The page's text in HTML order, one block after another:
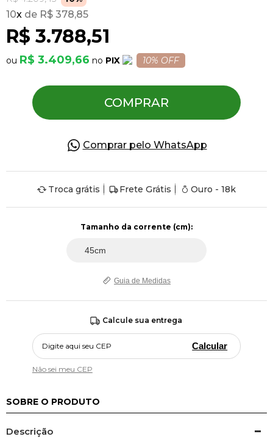
R$ 3.788,51
10x R$ 378,85
R$ 3.409,66 PIX 10% OFF
COMPRAR
Comprar pelo WhatsApp
Troca grátis Frete Grátis Ouro - 18k
Tamanho da corrente (cm):
Guia de Medidas
Calcule sua entrega
Calcular
Não sei meu CEP
SOBRE O PRODUTO
Descrição
Pulseiras
Piercing
Pedras Preciosas
Presente